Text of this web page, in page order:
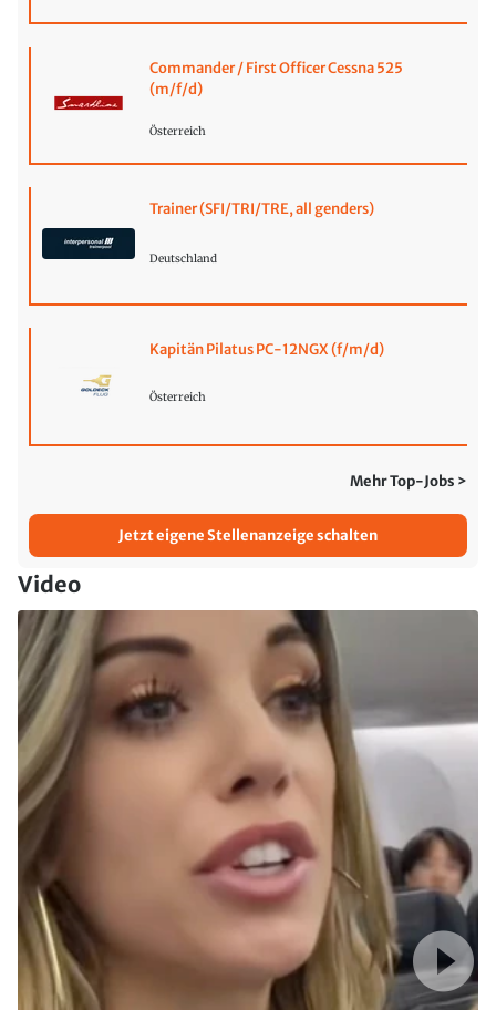
Commander / First Officer Cessna 525
(m/f/d)
Österreich
Trainer (SFI/TRI/TRE, all genders)
Deutschland
Kapitän Pilatus PC-12NGX (f/m/d)
Österreich
Mehr Top-Jobs >
Jetzt eigene Stellenanzeige schalten
Video